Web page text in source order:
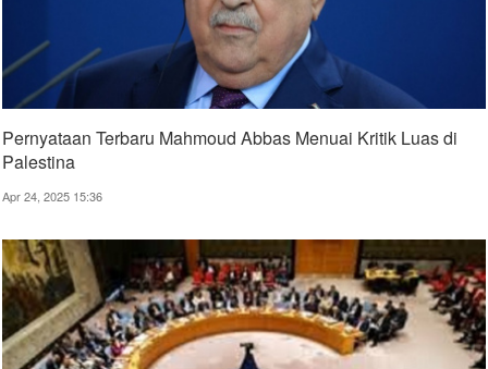
Pernyataan Terbaru Mahmoud Abbas Menuai Kritik Luas di
Palestina
Apr 24, 2025 15:36